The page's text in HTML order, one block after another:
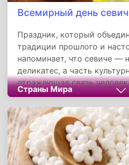
Всемирный день
Праздник, который
традиции прошлого и
напоминает, что севиче —
деликатес, а часть
отражающая связь
Отмечая этот день, мы
многовековой истории
и поваров, а также
простота и свежесть вкуса.
Страны Мира